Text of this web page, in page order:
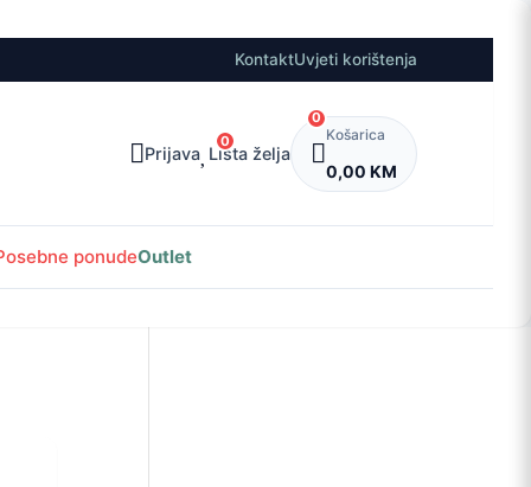
KontaktUvjeti korištenja
Prijava
0
Lista želja
0
Košarica
0,00 KM
ponudeOutlet